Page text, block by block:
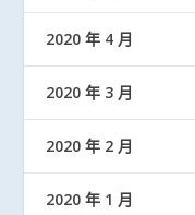
2020 年 4 月
2020 年 3 月
2020 年 2 月
2020 年 1 月